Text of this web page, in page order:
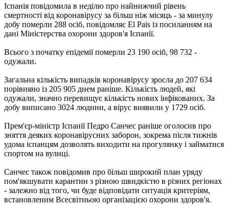
Іспанія повідомила в неділю про найнижчий рівень
смертності від коронавірусу за більш ніж місяць - за минулу
добу померли 288 осіб, повідомляє El Pais із посиланням на
дані Міністерства охорони здоров'я Іспанії.
Всього з початку епідемії померли 23 190 осіб, 98 732 -
одужали.
Загальна кількість випадків коронавірусу зросла до 207 634
порівняно із 205 905 днем ​​раніше. Кількість людей, які
одужали, значно перевищує кількість нових інфікованих. За
добу виписано 3024 людини, а вірус виявили у 1729 осіб.
Прем'єр-міністр Іспанії Педро Санчес раніше оголосив про
зняття деяких коронавірусних заборон, зокрема після тижнів
удома іспанцям дозволять виходити на прогулянку і займатися
спортом на вулиці.
Санчес також повідомив про більш широкий план уряду
пом'якшувати карантин з різною швидкістю в різних регіонах
- залежно від того, чи буде відповідати ситуація критеріям,
встановленим Всесвітньою організацією охорони здоров'я.